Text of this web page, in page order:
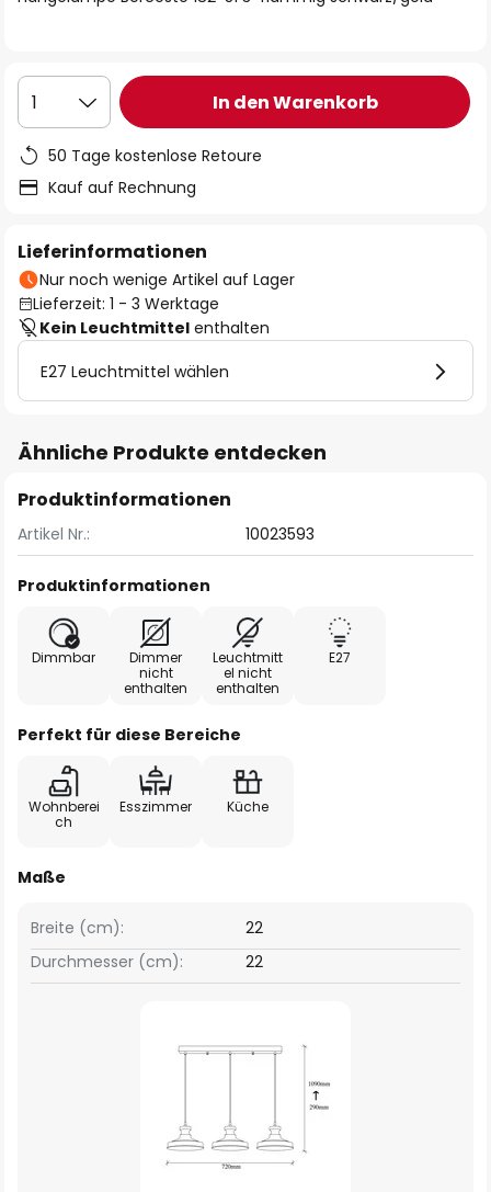
1 In den Warenkorb
50 Tage kostenlose Retoure
Kauf auf Rechnung
Lieferinformationen
Nur noch wenige Artikel auf Lager
Lieferzeit: 1 - 3 Werktage
Kein Leuchtmittel enthalten
E27 Leuchtmittel wählen
Ähnliche Produkte entdecken
Produktinformationen
Artikel Nr.: 10023593
Produktinformationen
Dimmbar
Dimmer
nicht
enthalten
Leuchtmitt
el nicht
enthalten
E27
Perfekt für diese Bereiche
Wohnberei
ch
Esszimmer Küche
Maße
Breite (cm):
22
Durchmesser (cm):
22